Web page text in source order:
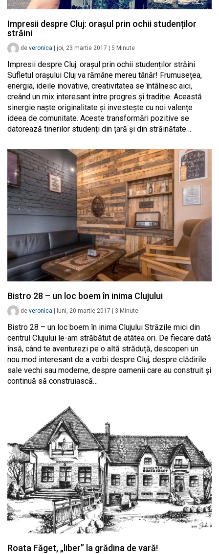
Impresii despre Cluj: orașul prin ochii studenților
străini
de veronica joi, 23 martie 2017 5 Minute
Impresii despre Cluj: orașul prin ochii studenților străini
Sufletul orașului Cluj va rămâne mereu tânăr! Frumusețea,
energia, ideile inovative, creativitatea se întâlnesc aici,
creând un mix interesant între progres și tradiție. Această
sinergie naște originalitate și investește cu noi valențe
ideea de comunitate. Aceste transformări pozitive se
datorează tinerilor studenți din țară și din străinătate…
Bistro 28 – un loc boem în inima Clujului
de veronica luni, 20 martie 2017 3 Minute
Bistro 28 – un loc boem în inima Clujului Străzile mici din
centrul Clujului le-am străbătut de atâtea ori. De fiecare dată
însă, când te aventurezi pe o altă străduță, descoperi un
nou mod interesant de a vorbi despre Cluj, despre clădirile
sale vechi sau moderne, despre oamenii care au construit și
continuă să construiască…
Roata Făget, „liber” la grădina de vară!